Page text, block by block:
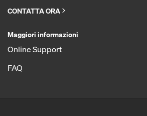
CONTATTA ORA
Maggiori informazioni
Online Support
FAQ